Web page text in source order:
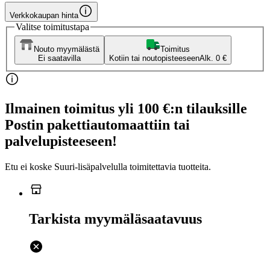
Verkkokaupan hinta
Valitse toimitustapa
Nouto myymälästä
Ei saatavilla
Toimitus
Kotiin tai noutopisteeseenAlk. 0 €
Ilmainen toimitus yli 100 €:n tilauksille
Postin pakettiautomaattiin tai
palvelupisteeseen!
Etu ei koske Suuri‑lisäpalvelulla toimitettavia tuotteita.
Tarkista myymäläsaatavuus